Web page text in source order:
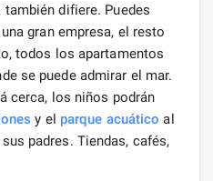
difiere. Puedes
gran empresa, el resto
todos los apartamentos
se puede admirar el mar.
cerca, los niños podrán
y el parque acuático al
padres. Tiendas, cafés,